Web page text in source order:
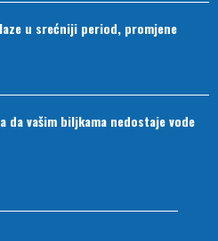
u srećniji period, promjene
da vašim biljkama nedostaje vode